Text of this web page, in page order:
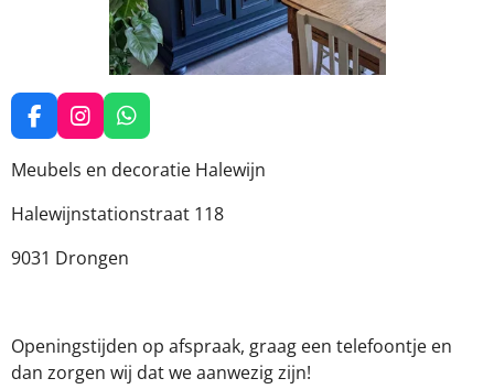
F
a
c
b
o
o
k
I
n
s
a
g
r
a
W
h
a
s
A
p
p
Meubels en decoratie Halewijn
Halewijnstationstraat 118
9031 Drongen
Openingstijden op afspraak, graag een telefoontje en
dan zorgen wij dat we aanwezig zijn!